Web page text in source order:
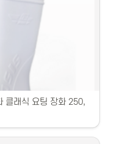
니다.2. 케미스트리
추천! 미백 효과가 뛰어난
운 바디로션입니다.5. 케미
클래식 요팅 장화 250,